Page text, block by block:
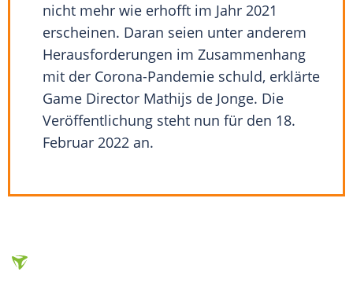
nicht mehr wie erhofft im Jahr 2021
erscheinen. Daran seien unter anderem
Herausforderungen im Zusammenhang
mit der Corona-Pandemie schuld, erklärte
Game Director Mathijs de Jonge. Die
Veröffentlichung steht nun für den 18.
Februar 2022 an.